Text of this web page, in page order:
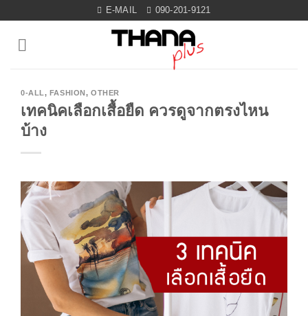
content
E-MAIL 090-201-9121
0-ALL, FASHION, OTHER
เทคนิคเลือกเสื้อยืด ควรดูจากตรงไหน
บ้าง